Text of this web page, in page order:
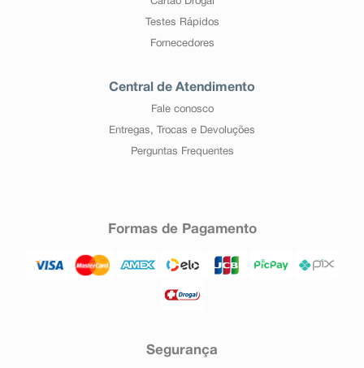
Testes Rápidos
Fornecedores
Central de Atendimento
Fale conosco
Entregas, Trocas e Devoluções
Perguntas Frequentes
Formas de Pagamento
Segurança